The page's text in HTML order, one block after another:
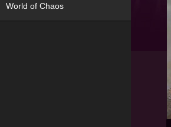
World of Chaos